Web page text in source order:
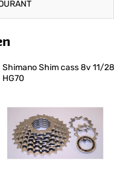
Shimano Shim cass 8v 11/28
HG70